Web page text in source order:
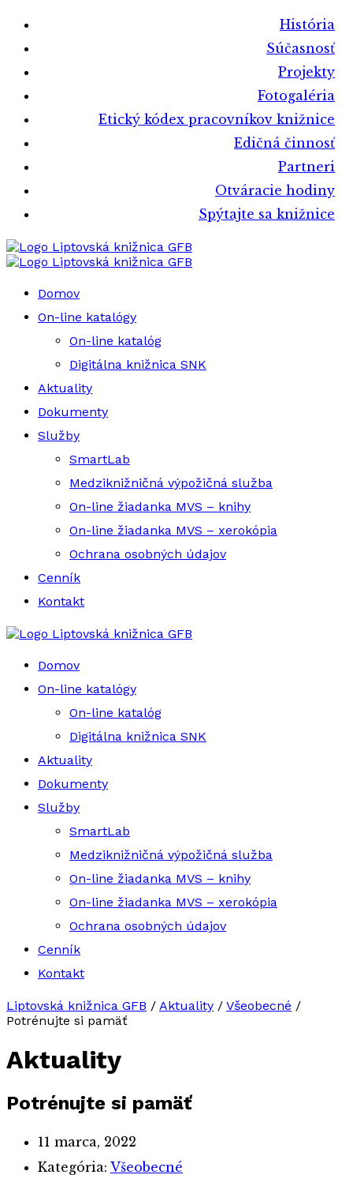
História
Súčasnosť
Projekty
Fotogaléria
Etický kódex pracovníkov knižnice
Edičná činnosť
Partneri
Otváracie hodiny
Spýtajte sa knižnice
Liptovská knižnica GFB
Liptovská knižnica GFB
Domov
On-line katalógy
On-line katalóg
Digitálna knižnica SNK
Aktuality
Dokumenty
Služby
SmartLab
Medziknižničná výpožičná služba
On-line žiadanka MVS – knihy
On-line žiadanka MVS – xerokópia
Ochrana osobných údajov
Cenník
Kontakt
Liptovská knižnica GFB
Domov
On-line katalógy
On-line katalóg
Digitálna knižnica SNK
Aktuality
Dokumenty
Služby
SmartLab
Medziknižničná výpožičná služba
On-line žiadanka MVS – knihy
On-line žiadanka MVS – xerokópia
Ochrana osobných údajov
Cenník
Kontakt
Liptovská knižnica GFB / Aktuality / Všeobecné /
Potrénujte si pamäť
Aktuality
Potrénujte si pamäť
11 marca, 2022
Kategória: Všeobecné